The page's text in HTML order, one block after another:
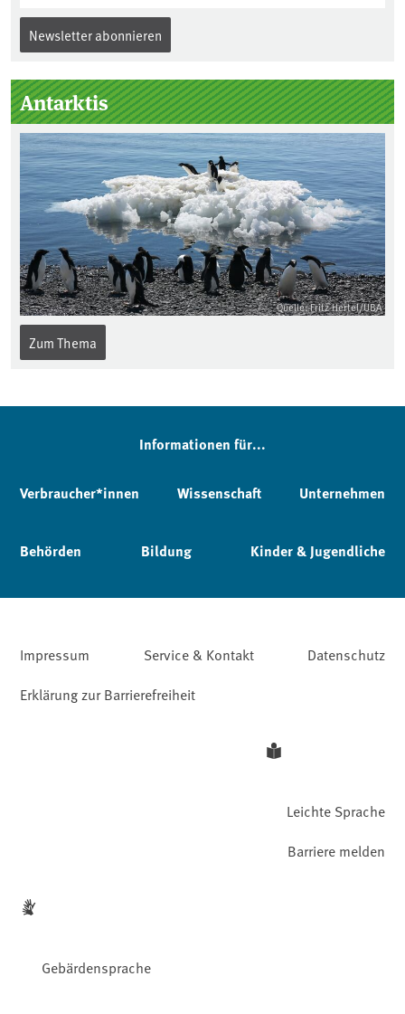
Newsletter abonnieren
Antarktis
Quelle: Fritz Hertel/UBA
Zum Thema
Informationen für...
Verbraucher*innen Wissenschaft Unternehmen
Behörden Bildung Kinder & Jugendliche
Impressum Service & Kontakt
Datenschutz
Erklärung zur Barrierefreiheit
Leichte Sprache
Gebärdensprache
Barriere melden